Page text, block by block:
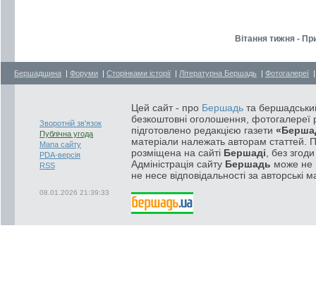
Вітання тижня -
Бершадщина | Форуми | Сторінками історії | Літературна Бершадь | Фотогалереї
Зворотній зв'язок
Публічна угода
Мапа сайту
PDA-версія
RSS
08.01.2026 21:39:33
Цей сайт - про Бершадь та
безкоштовні оголошення, фотогалереї
підготовлено редакцією газети
матеріали належать авторам статтей.
розміщена на сайті Бершаді , без
Адміністрація сайту Бершадь може не
не несе відповідальності за авторські